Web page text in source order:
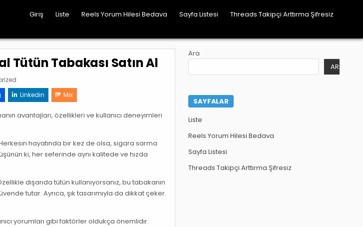
Giriş Liste Reels Yorum Hilesi Bedava Sayfa Listesi Threads Takipçi Arttırma Şifresiz
Tabakası Satın Al
Linkedin Mix
avantajları, özellikleri ve kullanıcı deneyimleri
hayatında bir kez de olsa, sigara sarma
ki, her seferinde aynı kalitede ve hızda
dışarıda tütün kullanıyorsanız, bu tabakanın
tutar. Ayrıca, şık tasarımıyla da dikkat çeker.
yorumları gibi faktörler oldukça önemlidir.
Ara
ARA
SAYFALAR
Liste
Reels Yorum Hilesi Bedava
Sayfa Listesi
Threads Takipçi Arttırma Şifresiz